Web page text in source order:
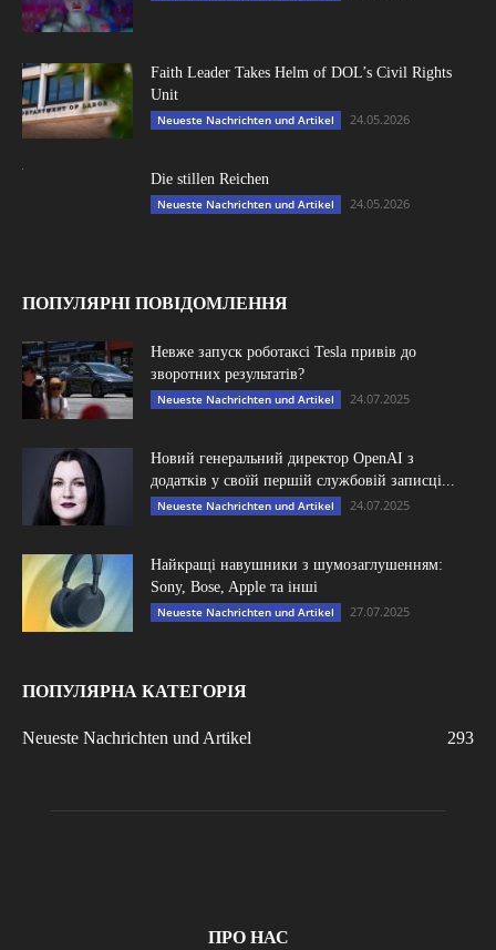
Faith Leader Takes Helm of DOL’s Civil Rights
Unit
Neueste Nachrichten und Artikel 24.05.2026
Die stillen Reichen
Neueste Nachrichten und Artikel 24.05.2026
ПОПУЛЯРНІ ПОВІДОМЛЕННЯ
Невже запуск роботаксі Tesla привів до
зворотних результатів?
Neueste Nachrichten und Artikel 24.07.2025
Новий генеральний директор OpenAI з
додатків у своїй першій службовій записці...
Neueste Nachrichten und Artikel 24.07.2025
Найкращі навушники з шумозаглушенням:
Sony, Bose, Apple та інші
Neueste Nachrichten und Artikel 27.07.2025
ПОПУЛЯРНА КАТЕГОРІЯ
Neueste Nachrichten und Artikel 293
ПРО НАС